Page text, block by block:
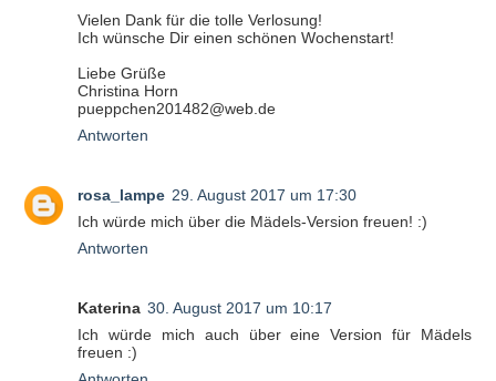
Vielen Dank für die tolle Verlosung!
Ich wünsche Dir einen schönen Wochenstart!
Liebe Grüße
Christina Horn
pueppchen201482@web.de
Antworten
rosa_lampe 29. August 2017 um 17:30
Ich würde mich über die Mädels-Version freuen! :)
Antworten
Katerina 30. August 2017 um 10:17
Ich würde mich auch über eine Version für Mädels
freuen :)